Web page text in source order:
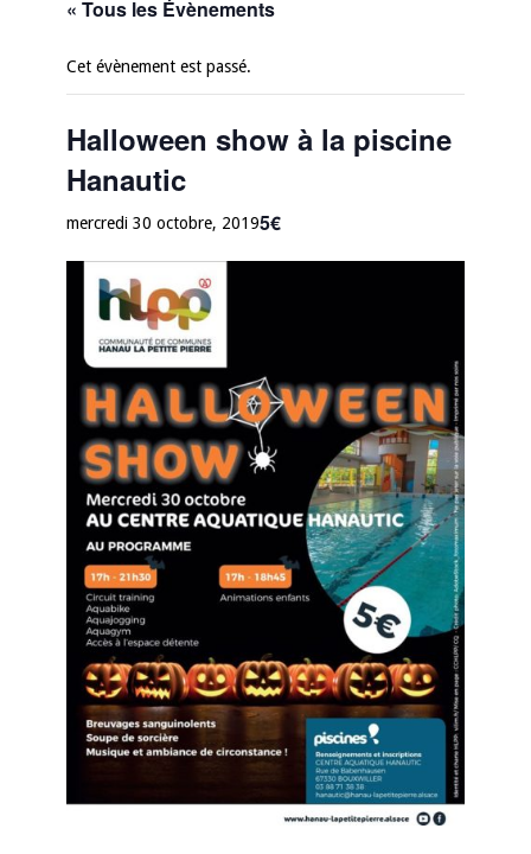
« Tous les Évènements
Cet évènement est passé.
Halloween show à la piscine
Hanautic
mercredi 30 octobre, 20195€